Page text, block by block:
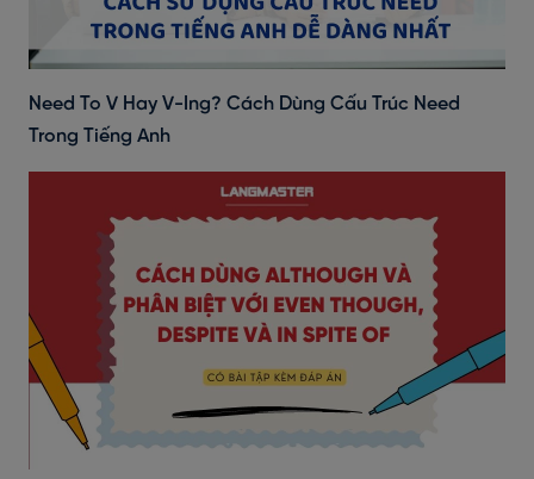
Need To V Hay V-Ing? Cách Dùng Cấu Trúc Need
Trong Tiếng Anh